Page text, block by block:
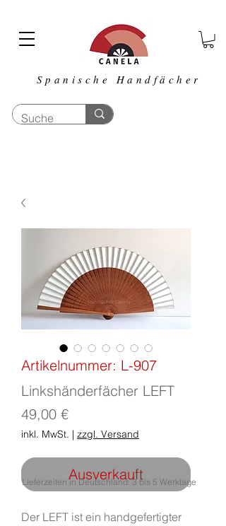
Spanische Handfächer
Artikelnummer: L-907
Linkshänderfächer LEFT
49,00 €Preis
inkl. MwSt. | zzgl. Versand
Ausverkauft
Der LEFT ist ein handgefertigter
Lieferzeiten in Deutschland: 3 bis 5 Werktage